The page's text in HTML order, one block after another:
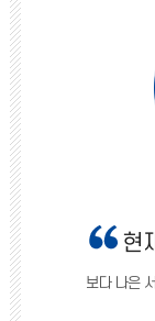
현
보다 나은